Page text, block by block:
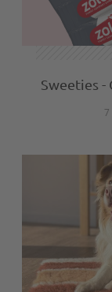
Sweeties -
7